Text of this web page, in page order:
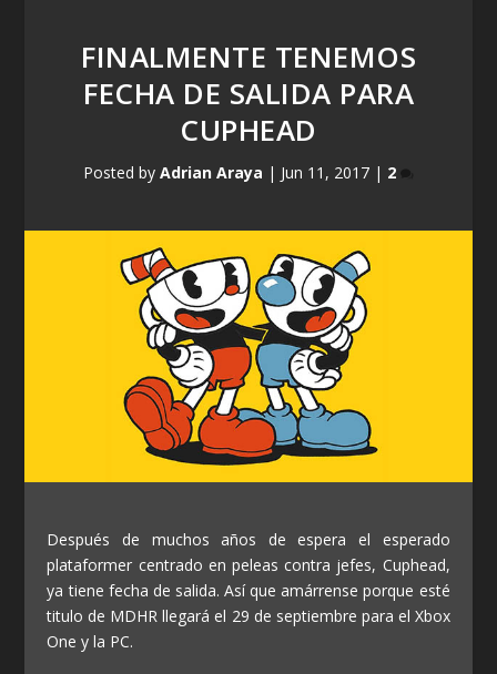
FINALMENTE TENEMOS
FECHA DE SALIDA PARA
CUPHEAD
Posted by Adrian Araya | Jun 11, 2017 | 2
Después de muchos años de espera el esperado
plataformer centrado en peleas contra jefes, Cuphead,
ya tiene fecha de salida. Así que amárrense porque esté
titulo de MDHR llegará el 29 de septiembre para el Xbox
One y la PC.